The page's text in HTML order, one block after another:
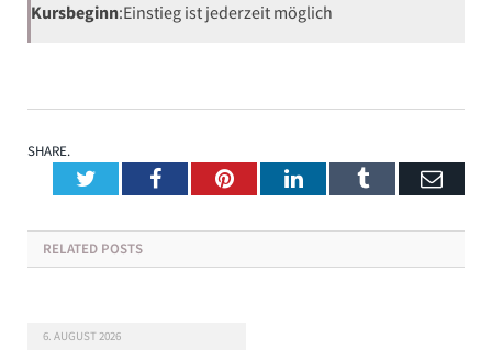
Kursbeginn:Einstieg ist jederzeit möglich
SHARE.
TwitterFacebookPinterestLinkedInTumblr
RELATED POSTS
6. AUGUST 2026